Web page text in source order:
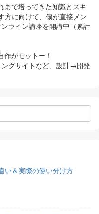
まで培ってきた知識とスキ
方に向けて、僕が直接メン
ライン講座を開講中（累計
がモットー！
グサイトなど、設計→開発
い＆実際の使い分け方